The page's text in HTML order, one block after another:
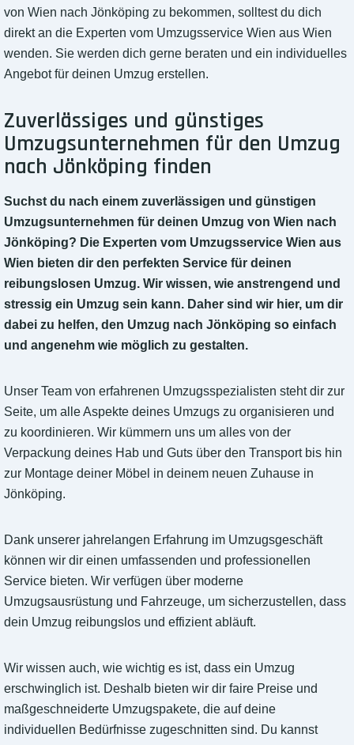
von Wien nach Jönköping zu bekommen, solltest du dich
direkt an die Experten vom Umzugsservice Wien aus Wien
wenden. Sie werden dich gerne beraten und ein individuelles
Angebot für deinen Umzug erstellen.
Zuverlässiges und günstiges
Umzugsunternehmen für den Umzug
nach Jönköping finden
Suchst du nach einem zuverlässigen und günstigen
Umzugsunternehmen für deinen Umzug von Wien nach
Jönköping? Die Experten vom Umzugsservice Wien aus
Wien bieten dir den perfekten Service für deinen
reibungslosen Umzug. Wir wissen, wie anstrengend und
stressig ein Umzug sein kann. Daher sind wir hier, um dir
dabei zu helfen, den Umzug nach Jönköping so einfach
und angenehm wie möglich zu gestalten.
Unser Team von erfahrenen Umzugsspezialisten steht dir zur
Seite, um alle Aspekte deines Umzugs zu organisieren und
zu koordinieren. Wir kümmern uns um alles von der
Verpackung deines Hab und Guts über den Transport bis hin
zur Montage deiner Möbel in deinem neuen Zuhause in
Jönköping.
Dank unserer jahrelangen Erfahrung im Umzugsgeschäft
können wir dir einen umfassenden und professionellen
Service bieten. Wir verfügen über moderne
Umzugsausrüstung und Fahrzeuge, um sicherzustellen, dass
dein Umzug reibungslos und effizient abläuft.
Wir wissen auch, wie wichtig es ist, dass ein Umzug
erschwinglich ist. Deshalb bieten wir dir faire Preise und
maßgeschneiderte Umzugspakete, die auf deine
individuellen Bedürfnisse zugeschnitten sind. Du kannst